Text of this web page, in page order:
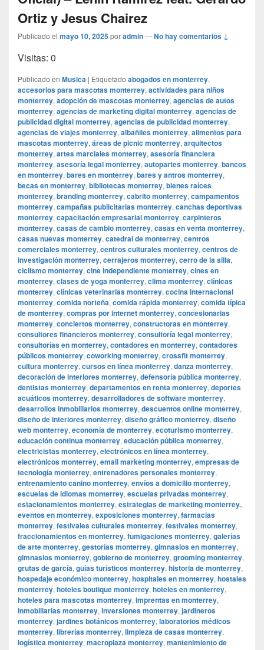
Ortiz y Jesus Chairez
Publicado el mayo 10, 2025poradmin—No hay comentarios ↓
Visitas: 0
Publicado en Musica | Etiquetado abogados en monterrey,
accesorios para mascotas monterrey, actividades para niños
monterrey, adopción de mascotas monterrey, agencias de autos
monterrey, agencias de marketing digital monterrey, agencias de
publicidad digital monterrey, agencias de publicidad monterrey,
agencias de viajes monterrey, albañiles monterrey, alimentos para
mascotas monterrey, áreas de picnic monterrey, arquitectos
monterrey, artes marciales monterrey, asesoría financiera
monterrey, asesoría legal monterrey, autopartes monterrey, bancos
en monterrey, bares en monterrey, bares y antros monterrey,
becas en monterrey, bibliotecas monterrey, bienes raíces
monterrey, branding monterrey, cabrito monterrey, campamentos
monterrey, campañas publicitarias monterrey, canchas deportivas
monterrey, capacitación empresarial monterrey, carpinteros
monterrey, casas de cambio monterrey, casas en venta monterrey,
casas nuevas monterrey, catedral de monterrey, centros
comerciales monterrey, centros culturales monterrey, centros de
investigación monterrey, cerrajeros monterrey, cerro de la silla,
ciclismo monterrey, cine independiente monterrey, cines en
monterrey, clases de yoga monterrey, clima monterrey, clínicas
monterrey, clínicas veterinarias monterrey, cocina internacional
monterrey, comida norteña, comida rápida monterrey, comida típica
de monterrey, compras por internet monterrey, concesionarias
monterrey, conciertos monterrey, constructoras en monterrey,
consultores financieros monterrey, consultoría legal monterrey,
consultorías en monterrey, contadores en monterrey, contadores
públicos monterrey, coworking monterrey, crossfit monterrey,
cultura monterrey, cursos en línea monterrey, danza monterrey,
decoración de interiores monterrey, defensoría pública monterrey,
dentistas monterrey, departamentos en renta monterrey, deportes
acuáticos monterrey, desarrolladores de software monterrey,
desarrollos inmobiliarios monterrey, descuentos online monterrey,
diseño de interiores monterrey, diseño gráfico monterrey, diseño
web monterrey, economía de monterrey, ecoturismo monterrey,
educación continua monterrey, educación pública monterrey,
electricistas monterrey, electrónicos en línea monterrey,
electrónicos monterrey, email marketing monterrey, empresas de
tecnología monterrey, entrenadores personales monterrey,
entrenamiento canino monterrey, envíos a domicilio monterrey,
escuelas de idiomas monterrey, escuelas privadas monterrey,
estacionamientos monterrey, estrategias de marketing monterrey.,
eventos en monterrey, exposiciones monterrey, farmacias
monterrey, festivales culturales monterrey, festivales monterrey,
fraccionamientos en monterrey, fumigaciones monterrey, galerías
de arte monterrey, gestorías monterrey, gimnasios en monterrey,
gimnasios monterrey, gobierno de monterrey, grooming monterrey,
grutas de garcía, guías turísticos monterrey, historia de monterrey,
hospedaje económico monterrey, hospitales en monterrey, hostales
monterrey, hoteles boutique monterrey, hoteles en monterrey,
hoteles para mascotas monterrey, imprentas en monterrey,
inmobiliarias monterrey, inversiones monterrey, jardineros
monterrey, jardines botánicos monterrey, laboratorios médicos
monterrey, librerías monterrey, limpieza de casas monterrey,
logística monterrey, macroplaza monterrey, mantenimiento de